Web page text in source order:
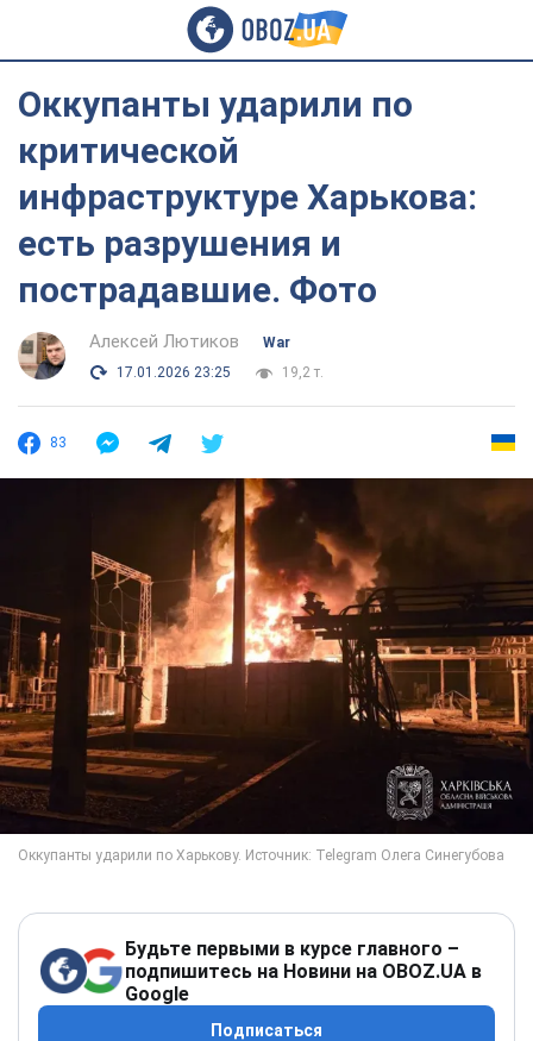
Оккупанты ударили по
критической
инфраструктуре Харькова:
есть разрушения и
пострадавшие. Фото
Алексей Лютиков
War
17.01.2026 23:25
19,2 т.
83
Будьте первыми в курсе главного –
подпишитесь на Новини на OBOZ.UA в
Google
Подписаться